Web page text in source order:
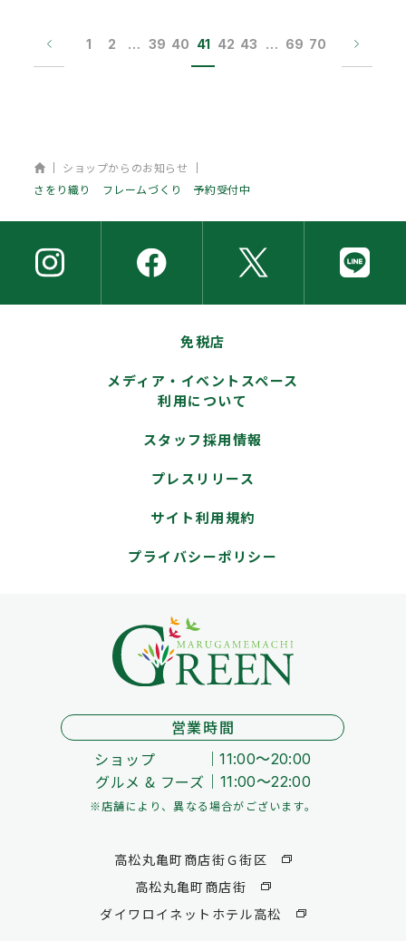
1 2 … 39 40 41 42 43 … 69 70
ホーム
ショップからのお知らせ
さをり織り フレームづくり 予約受付中
免税店
メディア・イベントスペース
利用について
スタッフ採用情報
プレスリリース
サイト利用規約
プライバシーポリシー
営業時間
ショップ
11:00～20:00
グルメ & フーズ 11:00～22:00
※店舗により、異なる場合がございます。
高松丸亀町商店街Ｇ街区
高松丸亀町商店街
ダイワロイネットホテル高松